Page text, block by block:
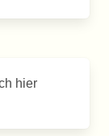
hier